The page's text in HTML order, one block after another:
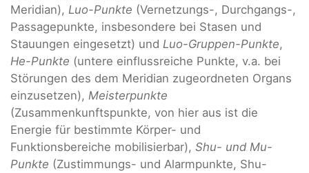
Meridian), Luo-Punkte (Vernetzungs-, Durchgangs-,
Passagepunkte, insbesondere bei Stasen und
Stauungen eingesetzt) und Luo-Gruppen-Punkte,
He-Punkte (untere einflussreiche Punkte, v.a. bei
Störungen des dem Meridian zugeordneten Organs
einzusetzen), Meisterpunkte
(Zusammenkunftspunkte, von hier aus ist die
Energie für bestimmte Körper- und
Funktionsbereiche mobilisierbar), Shu- und Mu-
Punkte (Zustimmungs- und Alarmpunkte, Shu-